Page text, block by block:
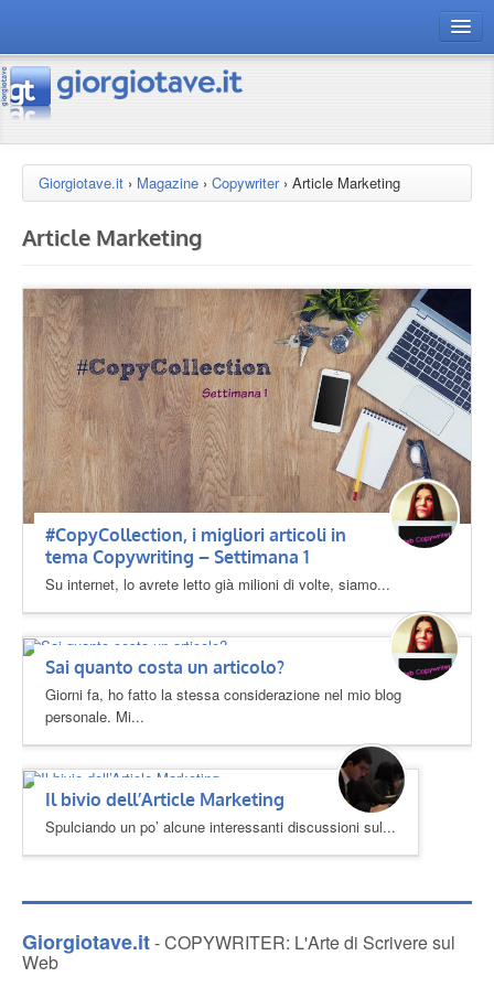
connect gt
risorse
Giorgiotave.it › Magazine › Copywriter› Article Marketing
Article Marketing
#CopyCollection, i migliori articoli in
tema Copywriting – Settimana 1
Su internet, lo avrete letto già milioni di volte, siamo...
Sai quanto costa un articolo?
Giorni fa, ho fatto la stessa considerazione nel mio blog
personale. Mi...
Il bivio dell’Article Marketing
Spulciando un po’ alcune interessanti discussioni sul...
Giorgiotave.it- COPYWRITER: L'Arte di Scrivere sul
Web